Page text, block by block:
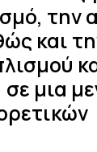
την
και
μια